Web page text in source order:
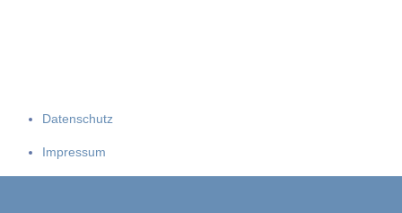
Datenschutz
Impressum